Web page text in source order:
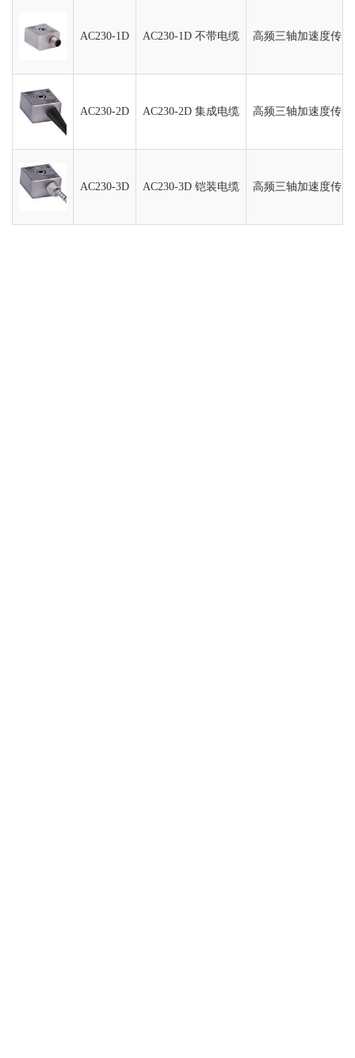
AC230-1D AC230-1D 不带电缆 高频三轴加速度传
AC230-2D AC230-2D 集成电缆 高频三轴加速度传
AC230-3D AC230-3D 铠装电缆 高频三轴加速度传